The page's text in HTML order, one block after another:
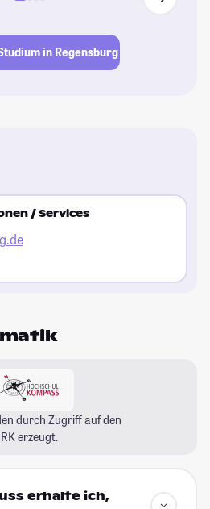
in Regensburg
/ Services
durch Zugriff auf den
erzeugt.
erhalte ich,